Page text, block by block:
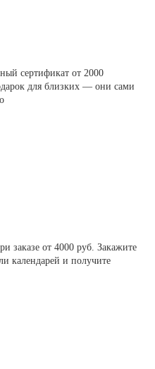
сертификат от 2000
для близких — они сами
заказе от 4000 руб. Закажите
календарей и получите